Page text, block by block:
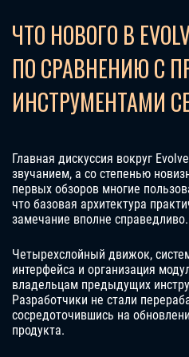
ЧТО НОВОГО В
ПО СРАВНЕНИЮ С
ИНСТРУМЕНТАМИ
Главная дискуссия вокруг
звучанием, а со степенью
первых обзоров многие
что базовая архитектура
замечание вполне справедливо.
Четырехслойный движок,
интерфейса и организация
владельцам предыдущих
Разработчики не стали
сосредоточившись на
продукта.